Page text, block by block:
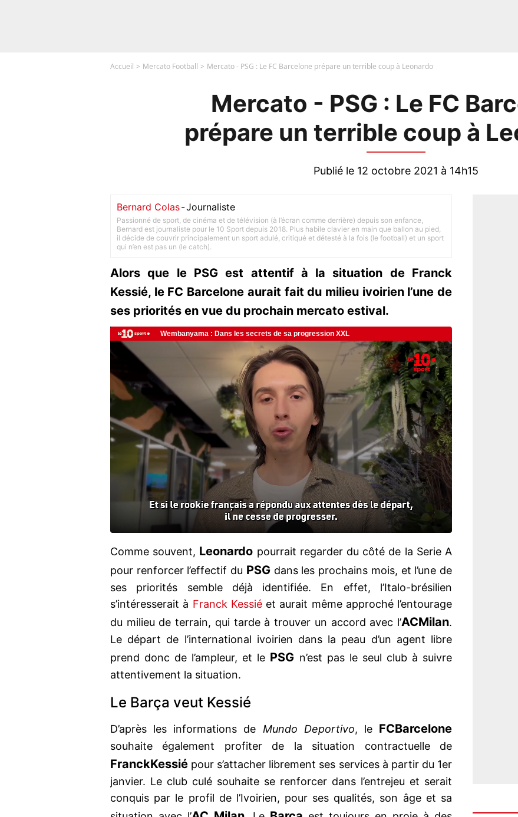
Accueil Mercato Football Mercato - PSG : Le FC Barcelone prépare un terrible coup à Leonardo
Mercato - PSG : Le FC
prépare un terrible coup à
Publié le 12 octobre 2021 à 14h15
Bernard Colas-Journaliste
Passionné de sport, de cinéma et de télévision (à l’écran comme derrière) depuis son enfance,
Bernard est journaliste pour le 10 Sport depuis 2018. Plus habile clavier en main que ballon au pied,
il décide de couvrir principalement un sport adulé, critiqué et détesté à la fois (le football) et un sport
qui n’en est pas un (le catch).
Alors que le PSG est attentif à la situation de Franck
Kessié, le FC Barcelone aurait fait du milieu ivoirien l’une de
ses priorités en vue du prochain mercato estival.
Comme souvent, Leonardo pourrait regarder du côté de la Serie A
pour renforcer l’effectif du PSGdans les prochains mois, et l’une de
ses priorités semble déjà identifiée. En effet, l’Italo-brésilien
s’intéresserait à Franck Kessiéet aurait même approché l’entourage
du milieu de terrain, qui tarde à trouver un accord avec l’ACMilan.
Le départ de l’international ivoirien dans la peau d’un agent libre
prend donc de l’ampleur, et le PSG n’est pas le seul club à suivre
attentivement la situation.
Le Barça veut Kessié
D’après les informations de Mundo Deportivo, le FCBarcelone
souhaite également profiter de la situation contractuelle de
FranckKessié pour s’attacher librement ses services à partir du 1er
janvier. Le club culé souhaite se renforcer dans l’entrejeu et serait
conquis par le profil de l’Ivoirien, pour ses qualités, son âge et sa